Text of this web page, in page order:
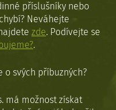
příslušníky nebo
Neváhejte
zde. Podívejte se
.
o svých příbuzných?
má možnost získat